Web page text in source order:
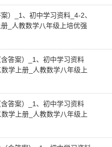
）_1、初中学习资料_4-2、
_人教数学八年级上培优强
答案）_1、初中学习资料
学上册_人教数学八年级上
答案）_1、初中学习资料
学上册_人教数学八年级上